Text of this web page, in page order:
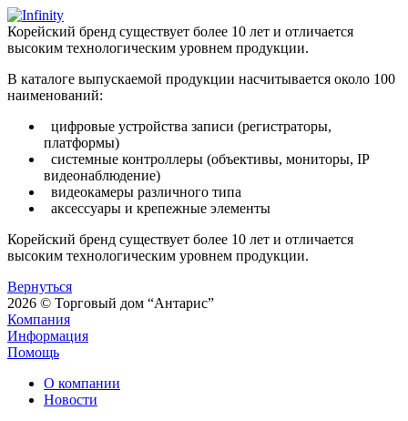
Корейский бренд существует более 10 лет и отличается
высоким технологическим уровнем продукции.
В каталоге выпускаемой продукции насчитывается около 100
наименований:
цифровые устройства записи (регистраторы,
платформы)
системные контроллеры (объективы, мониторы, IP
видеонаблюдение)
видеокамеры различного типа
аксессуары и крепежные элементы
Корейский бренд существует более 10 лет и отличается
высоким технологическим уровнем продукции.
Вернуться
2026 © Торговый дом “Антарис”
Компания
Информация
Помощь
О компании
Новости